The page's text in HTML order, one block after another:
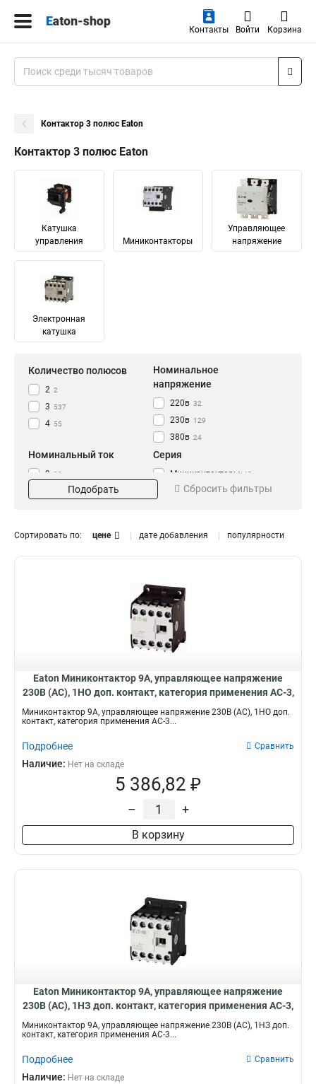
Контакты Войти Корзина
Контактор 3 полюс Eaton
Контактор 3 полюс Eaton
Катушка
управления
Миниконтакторы
Управляющее
напряжение
Электронная
катушка
Количество полюсов
2 2
3 537
4 55
Номинальное
напряжение
220в 32
230в 129
380в 24
Номинальный ток
9 92
25 62
115 18
160 4
250 1
Серия
Миниконтакторы 45
Степень защиты
Подобрать Сбросить фильтры
Сортировать по: цене дате добавления популярности
Eaton Миниконтактор 9А, управляющее напряжение
230В (АC), 1НO доп. контакт, категория применения AC-3,
АС4 DILEM-10(230V50HZ,240V60HZ)
Миниконтактор 9А, управляющее напряжение 230В (АC), 1НO доп.
контакт, категория применения AC-3...
Подробнее Сравнить
Наличие: Нет на складе
5 386,82 ₽
– +
В корзину
Eaton Миниконтактор 9А, управляющее напряжение
230В (АC), 1НЗ доп. контакт, категория применения AC-3,
АС4 DILEM-01(230V50HZ,240V60HZ)
Миниконтактор 9А, управляющее напряжение 230В (АC), 1НЗ доп.
контакт, категория применения AC-3...
Подробнее Сравнить
Наличие: Нет на складе